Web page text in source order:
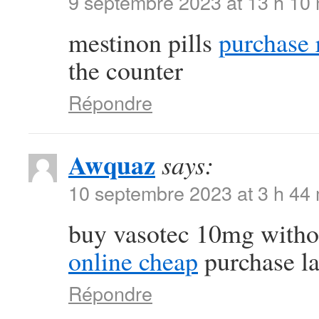
mestinon pills
the counter
Répondre
Awquaz says:
10 septembre 2023 at 3 h 44
buy vasotec 10mg
online cheap purchase
Répondre